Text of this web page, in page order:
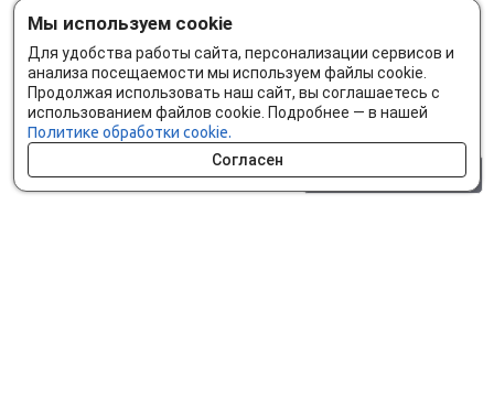
Мы используем cookie
Для удобства работы сайта, персонализации сервисов и
анализа посещаемости мы используем файлы cookie.
Продолжая использовать наш сайт, вы соглашаетесь с
использованием файлов cookie. Подробнее — в нашей
Политике обработки cookie.
Согласен